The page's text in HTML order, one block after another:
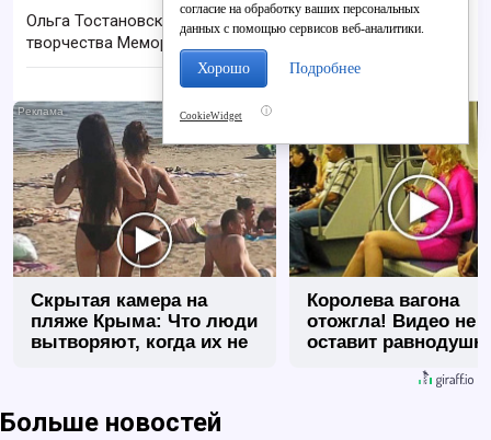
Ольга Тостановская возглавила Дворец
творчества Мемориал
i
Скрытая камера на
пляже Крыма: Что люди
вытворяют, когда их не
Королева вагона
отожгла! Видео не
оставит
Больше новостей
согласие на обработку ваших персональных
данных с помощью сервисов веб-аналитики.
Хорошо Подробнее
CookieWidget